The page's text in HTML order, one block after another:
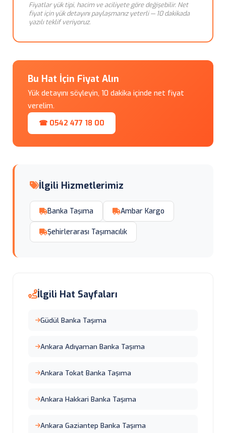
Fiyatlar yük tipi, hacim ve aciliyete göre değişebilir. Net
fiyat için yük detayını paylaşmanız yeterli — 10 dakikada
yazılı teklif veriyoruz.
Bu Hat İçin Fiyat Alın
Yük detayını söyleyin, 10 dakika içinde net fiyat
verelim.
☎ 0542 477 18 00
İlgili Hizmetlerimiz
Banka Taşıma Ambar Kargo
Şehirlerarası Taşımacılık
İlgili Hat Sayfaları
Güdül Banka Taşıma
Ankara Adıyaman Banka Taşıma
Ankara Tokat Banka Taşıma
Ankara Hakkari Banka Taşıma
Ankara Gaziantep Banka Taşıma